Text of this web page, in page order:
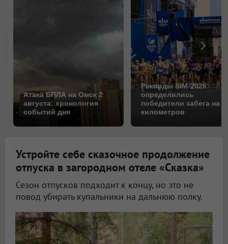
Атака БПЛА на Омск 2
августа: хронология
событий дня
Рекорды SIM-2026:
определились
победители забега на
километров
Устройте себе сказочное продолжение
отпуска в загородном отеле «Сказка»
Сезон отпусков подходит к концу, но это не
повод убирать купальники на дальнюю полку.